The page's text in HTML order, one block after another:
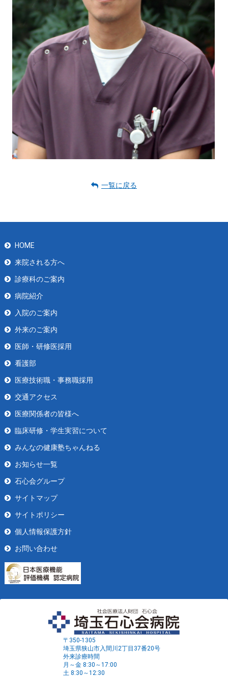
一覧に戻る
HOME
来院される方へ
診療科のご案内
病院紹介
入院のご案内
外来のご案内
医師・研修医採用
看護部
医療技術職・事務職採用
交通アクセス
医療関係者の皆様へ
臨床研修・学生実習について
みんなの健康塾ちゃんねる
お知らせ一覧
石心会グループ
サイトマップ
サイトポリシー
個人情報保護方針
お問い合わせ
〒350-1305
埼玉県狭山市入間川2丁目37番20号
外来診療時間
月～金 8:30～17:00
土 8:30～12:30